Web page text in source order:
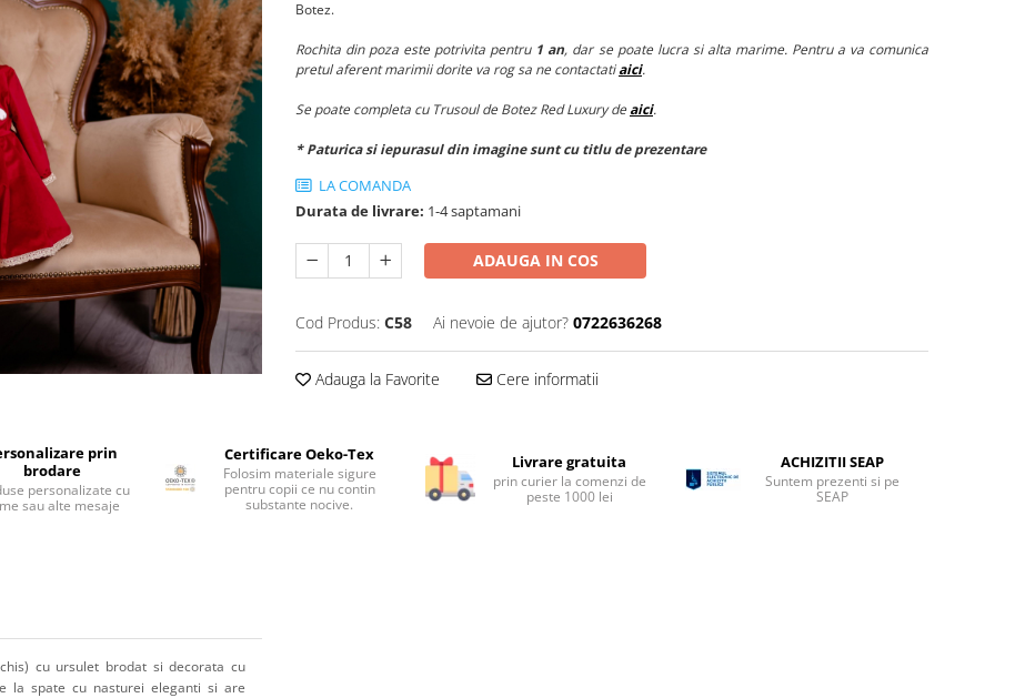
Botez.
Rochita din poza este potrivita pentru 1 an, dar se poate lucra si alta marime. Pentru a va comunica
pretul aferent marimii dorite va rog sa ne contactatiaici.
Se poate completa cu Trusoul de Botez Red Luxury de aici.
* Paturica si iepurasul din imagine sunt cu titlu de prezentare
LA COMANDA
Durata de livrare: 1-4 saptamani
ADAUGA IN COS
Cod Produs: C58 Ai nevoie de ajutor? 0722636268
Adauga la Favorite Cere informatii
prin
brodare
personalizate cu
sau alte mesaje
Certificare Oeko-Tex
Folosim materiale sigure
pentru copii ce nu contin
substante nocive.
Livrare gratuita
prin curier la comenzi de
peste 1000 lei
ACHIZITII SEAP
Suntem prezenti si pe
SEAP
cu ursulet brodat si decorata cu
la spate cu nasturei eleganti si are